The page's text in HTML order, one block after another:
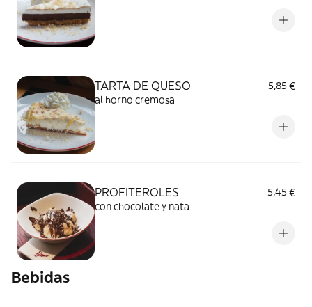
TARTA DE QUESO
5,85 €
al horno cremosa
PROFITEROLES
5,45 €
con chocolate y nata
Bebidas